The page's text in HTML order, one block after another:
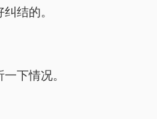
结的。
下情况。